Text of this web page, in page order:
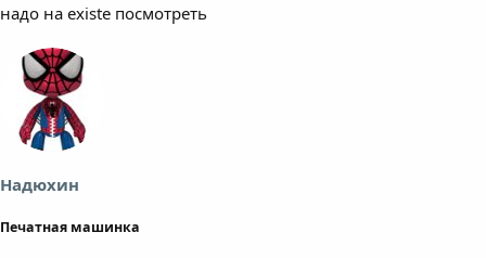
надо на existе посмотреть
Надюхин
Печатная машинка